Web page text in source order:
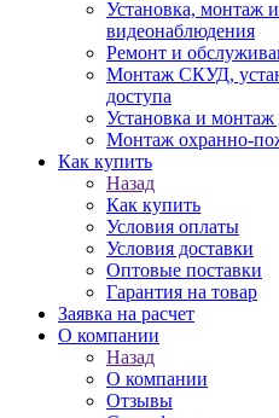
Установка, монтаж
видеонаблюдения
Ремонт и
Монтаж СКУД,
доступа
Установка и
Монтаж охранно-
Как купить
Назад
Как купить
Условия оплаты
Условия доставки
Оптовые поставки
Гарантия на товар
Заявка на расчет
О компании
Назад
О компании
Отзывы